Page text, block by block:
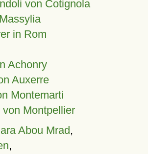
von Cotignola
in Rom
Achonry
Auxerre
Montemarti
Montpellier
Abou Mrad,
,